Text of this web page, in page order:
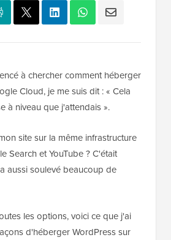
à chercher comment héberger
Cloud, je me suis dit : « Cela
à niveau que j'attendais ».
site sur la même infrastructure
Search et YouTube ? C'était
aussi soulevé beaucoup de
les options, voici ce que j'ai
d'héberger WordPress sur